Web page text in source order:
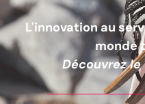
L'innovation au
monde
Découvrez